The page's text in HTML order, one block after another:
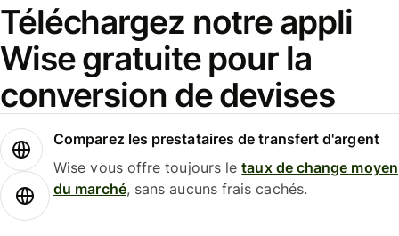
Téléchargez notre appli
Wise gratuite pour la
conversion de devises
Comparez les prestataires de transfert d'argent
Wise vous offre toujours letaux de change moyen
du marché, sans aucuns frais cachés.